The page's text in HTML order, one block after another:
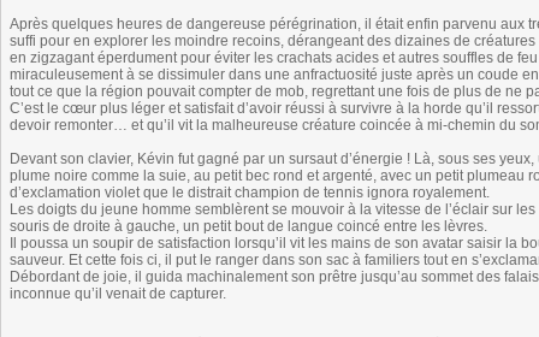
Après quelques heures de dangereuse pérégrination, il était enfin parvenu aux
suffi pour en explorer les moindre recoins, dérangeant des dizaines de
en zigzagant éperdument pour éviter les crachats acides et autres souffles de
miraculeusement à se dissimuler dans une anfractuosité juste après un coude
tout ce que la région pouvait compter de mob, regrettant une fois de plus de ne
C’est le cœur plus léger et satisfait d’avoir réussi à survivre à la horde qu’il
devoir remonter… et qu’il vit la malheureuse créature coincée à mi-chemin du
Devant son clavier, Kévin fut gagné par un sursaut d’énergie ! Là, sous ses
plume noire comme la suie, au petit bec rond et argenté, avec un petit plumeau
d’exclamation violet que le distrait champion de tennis ignora royalement.
Les doigts du jeune homme semblèrent se mouvoir à la vitesse de l’éclair sur
souris de droite à gauche, un petit bout de langue coincé entre les lèvres.
Il poussa un soupir de satisfaction lorsqu’il vit les mains de son avatar saisir la
sauveur. Et cette fois ci, il put le ranger dans son sac à familiers tout en
Débordant de joie, il guida machinalement son prêtre jusqu’au sommet des
inconnue qu’il venait de capturer.